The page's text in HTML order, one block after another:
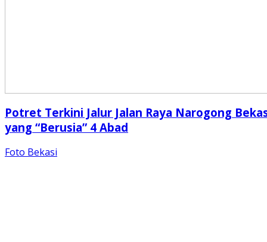
Potret Terkini Jalur Jalan Raya Narogong
yang “Berusia” 4 Abad
Foto Bekasi